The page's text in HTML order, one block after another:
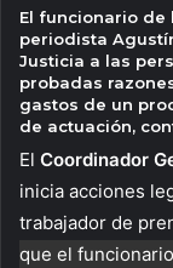
El funcionario de
periodista
Justicia a las
probadas
gastos de un
de actuación,
El Coordinador
inicia acciones
trabajador de
que el